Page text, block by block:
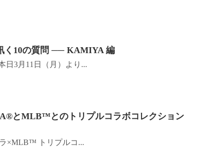
く10の質問 ── KAMIYA 編
日3月11日（月）より...
とMLB™とのトリプルコラボコレクション
×MLB™ トリプルコ...